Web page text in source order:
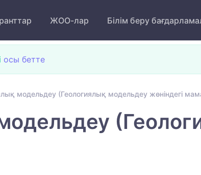
ЖОО-лар Білім беру
осы бетте
модельдеу (Геологиялық модельдеу жөніндегі